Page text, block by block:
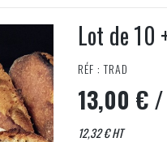
Lot de 10
RÉF : TRAD
13,00 €/
12,32 € HT